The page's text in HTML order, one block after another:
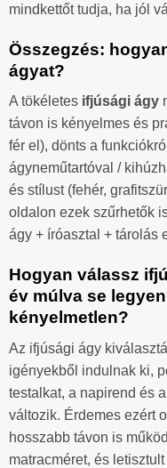
mindkettőt tudja, ha jól
Összegzés:
ágyat?
A tökéletes ifjúsági ágy
távon is kényelmes és
fér el), dönts a
ágyneműtartóval /
és stílust (fehér,
oldalon ezek szűrhetők
ágy + íróasztal + tárolás
Hogyan válassz
év múlva se
kényelmetlen?
Az ifjúsági ágy
igényekből indulnak ki,
testalkat, a napirend és
változik. Érdemes ezért
hosszabb távon is
matracméret, és